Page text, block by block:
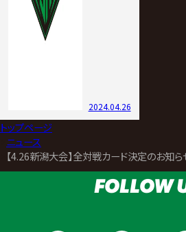
2024.04.26
トップページ
ニュース
【4.26新潟大会】全対戦カード決定のお知ら
FOLLOW